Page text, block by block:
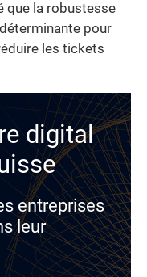
que la robustesse
pour
les tickets
digital
entreprises
leur